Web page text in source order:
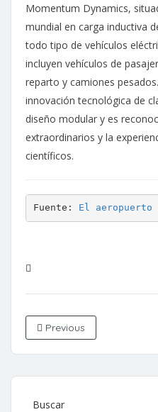
Momentum Dynamics,
mundial en carga inductiva
todo tipo de vehículos
incluyen vehículos de
reparto y camiones
innovación tecnológica de
diseño modular y es
extraordinarios y la
científicos.
Fuente: El aeropuerto
Previous
Buscar